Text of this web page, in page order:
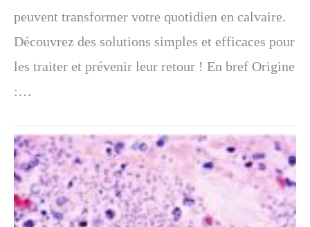
peuvent transformer votre quotidien en calvaire.
Découvrez des solutions simples et efficaces pour
les traiter et prévenir leur retour ! En bref Origine
:…